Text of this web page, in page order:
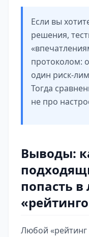
Если вы
решения,
протоколом:
один риск-
Тогда
не про
Выводы:
попасть
Любой